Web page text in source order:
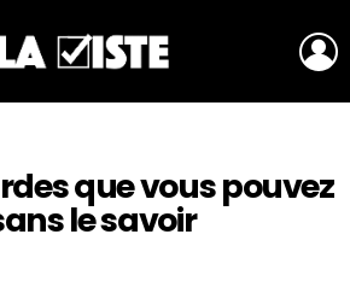
que vous pouvez
le savoir